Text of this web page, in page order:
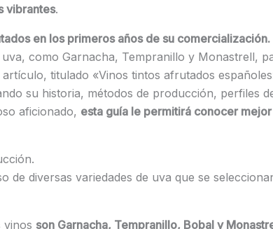
vibrantes.
en los primeros años de su comercialización.
como Garnacha, Tempranillo y Monastrell,
titulado «Vinos tintos afrutados
su historia, métodos de producción, perfiles
aficionado, esta guía le permitirá conocer mejor
de diversas variedades de uva que se
vinos son Garnacha, Tempranillo, Bobal y